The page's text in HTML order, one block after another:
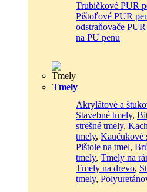
Trubičkové PUR
Pištoľové PUR
odstraňovače
na PU penu
Tmely
Akrylátové a
Stavebné tmely,
strešné tmely,
tmely, Kaučukové
Pištole na tmel,
tmely, Tmely na
Tmely na drevo,
tmely,